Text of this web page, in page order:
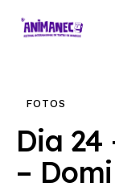
FOTOS
Dia 24
–